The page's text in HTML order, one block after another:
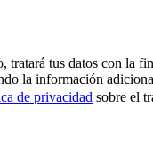
tus datos con la
la información
de privacidad sobre el